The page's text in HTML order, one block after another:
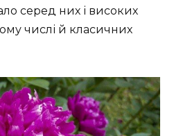
серед них і високих
числі й класичних